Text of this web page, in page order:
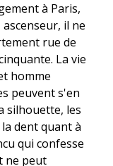
à Paris,
il ne
rue de
La vie
homme
peuvent s'en
silhouette, les
dent quant à
qui confesse
ne peut